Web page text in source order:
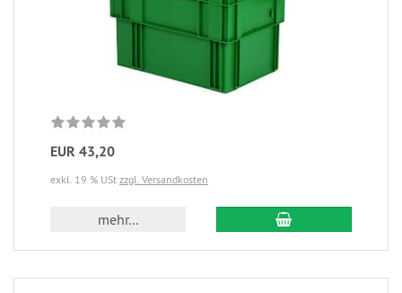
EUR 43,20
exkl. 19 % USt zzgl. Versandkosten
mehr...